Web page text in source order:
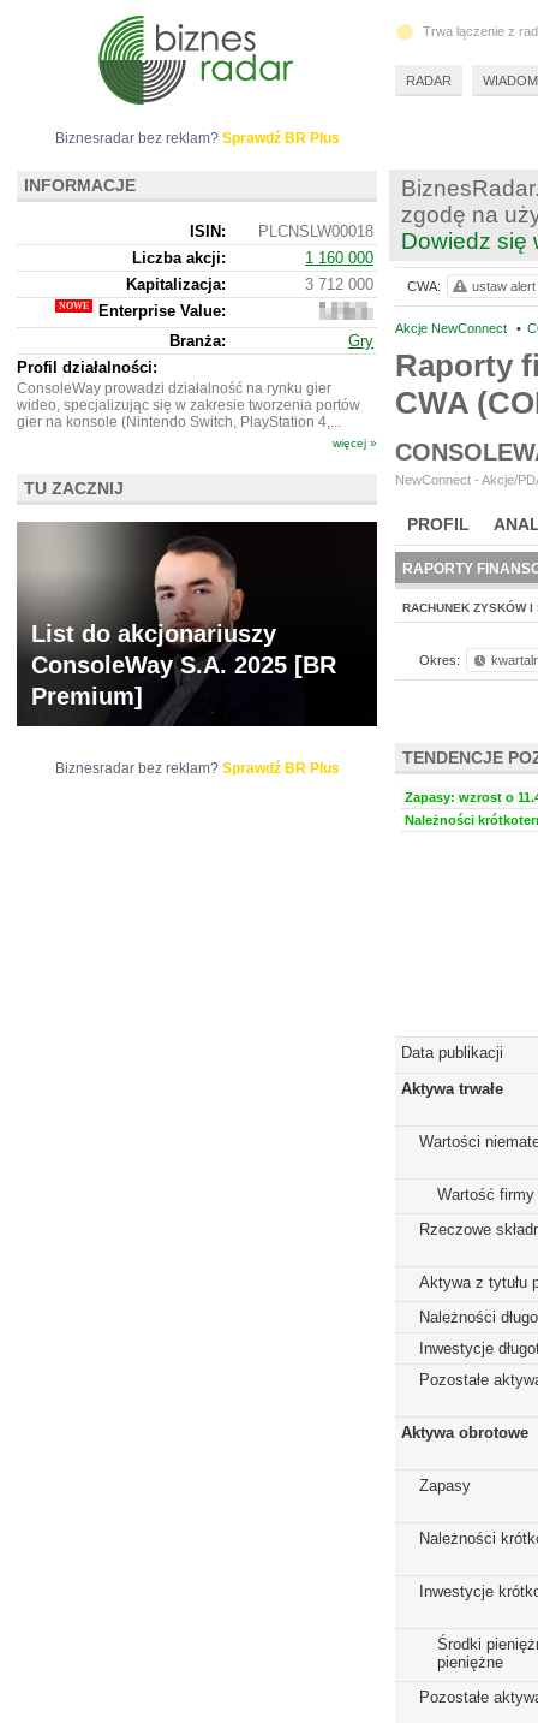
zgodę na
Dowiedz się
Akcje NewConnect •
Raporty
CWA
NewConnect - Akcje/
PROFIL
BR LAB
RAPORTY
RACHUNEK ZYSKÓW I
Okres:
TENDENCJE
Zapasy: wzrost o
Należności
Data publikacji
Aktywa trwałe
Wartości
Wartość firmy
Rzeczowe
Aktywa z tytułu
Należności
Inwestycje
Pozostałe
Aktywa obrotowe
Zapasy
Należności
Inwestycje
Środki
pieniężne
Pozostałe
CWA: ustaw alert
Biznesradar bez reklam? Sprawdź BR Plus
INFORMACJE
ISIN:
PLCNSLW00018
Liczba akcji:
1 160 000
Kapitalizacja:
3 712 000
Enterprise Value:
3
125
000
Branża:
Gry
Profil działalności:
ConsoleWay prowadzi działalność na rynku gier
wideo, specjalizując się w zakresie tworzenia portów
gier na konsole (Nintendo Switch, PlayStation 4,...
więcej »
TU ZACZNIJ
List do akcjonariuszy
ConsoleWay S.A. 2025 [BR
Premium]
Biznesradar bez reklam? Sprawdź BR Plus
Trwa łączenie z
RADAR